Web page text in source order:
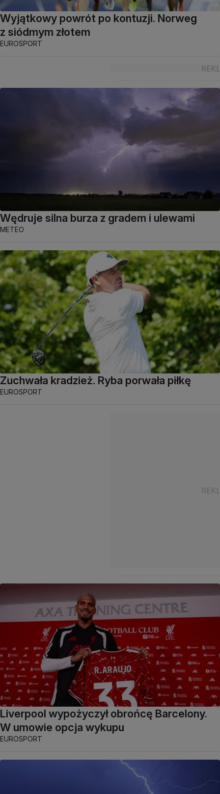
Wyjątkowy powrót po kontuzji. Norweg
z siódmym złotem
EUROSPORT
Wędruje silna burza z gradem i ulewami
METEO
Zuchwała kradzież. Ryba porwała piłkę
EUROSPORT
Liverpool wypożyczył obrońcę Barcelony.
W umowie opcja wykupu
EUROSPORT